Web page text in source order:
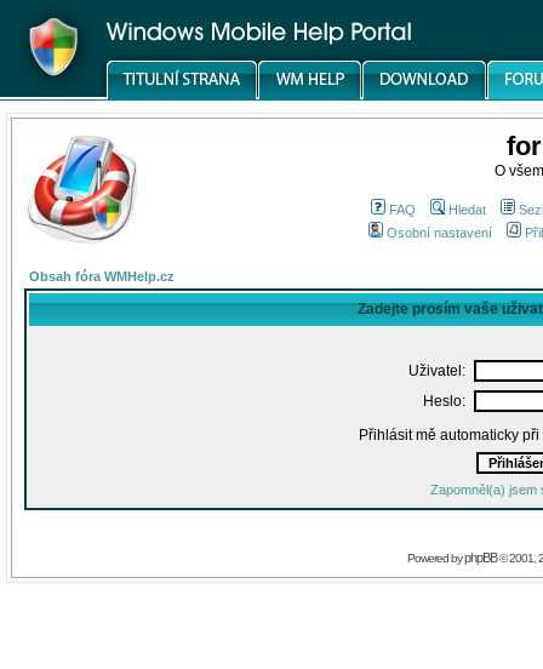
O
FAQ Hledat
Osobní nastavení
Obsah fóra WMHelp.cz
Zadejte prosím vaše
Uživatel:
Heslo:
Přihlásit mě automaticky
Zapomněl(a) jsem
Powered byphpBB© 2001,